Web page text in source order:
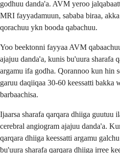
godhuu danda'a. AVM yeroo
MRI fayyadamuun, sababa biraa,
qorachuu ykn booda qabachuu.
Yoo beektonni fayyaa AVM
ajajuu danda'a, kunis bu'uura sharafa
argamu ifa godha. Qorannoo kun hin
garuu daqiiqaa 30-60 keessatti bakka
barbaachisa.
Ijaarsa sharafa qarqara dhiiga guutuu
cerebral angiogram ajajuu danda'a.
qarqara dhiiga keessatti argamu
bu'uura sharafa qarqara dhiiga irree